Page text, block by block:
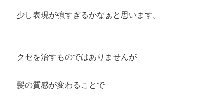
少し表現が強すぎるかなぁと思います。
クセを治すものではありませんが
髪の質感が変わることで